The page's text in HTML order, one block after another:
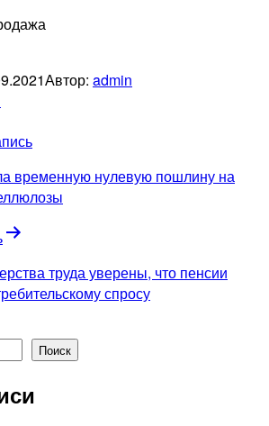
Автор: admin
временную нулевую пошлину на
труда уверены, что пенсии
спросу
Поиск